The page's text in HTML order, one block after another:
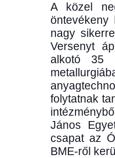
A közel
nagy
Versenyt
alkotó 35
folytatnak
János
csapat az
BME-ről